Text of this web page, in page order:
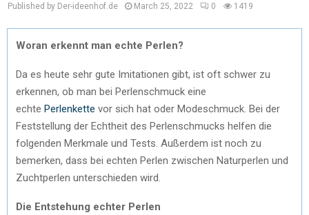
Published by Der-ideenhof.de March 25, 2022 0 1419
Woran erkennt man echte Perlen?
Da es heute sehr gute Imitationen gibt, ist oft schwer zu
erkennen, ob man bei Perlenschmuck eine
echte Perlenkette vor sich hat oder Modeschmuck. Bei der
Feststellung der Echtheit des Perlenschmucks helfen die
folgenden Merkmale und Tests. Außerdem ist noch zu
bemerken, dass bei echten Perlen zwischen Naturperlen und
Zuchtperlen unterschieden wird.
Die Entstehung echter Perlen